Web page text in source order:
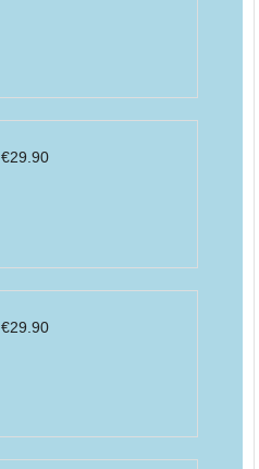
€29.90
€29.90